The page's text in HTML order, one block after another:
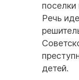
Речь
детей.